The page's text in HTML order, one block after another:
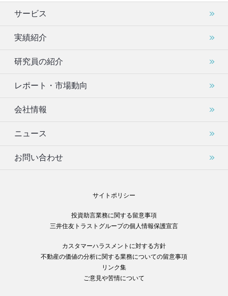
サービス
実績紹介
研究員の紹介
レポート・市場動向
会社情報
ニュース
お問い合わせ
サイトポリシー
投資助言業務に関する留意事項
三井住友トラストグループの個人情報保護宣言
カスタマーハラスメントに対する方針
不動産の価値の分析に関する業務についての留意事項
リンク集
ご意見や苦情について